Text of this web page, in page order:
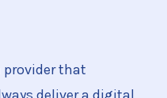
provider that